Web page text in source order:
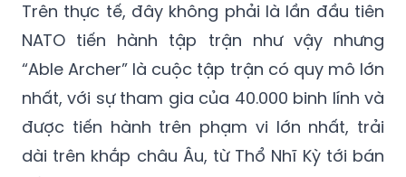
khác, khiến xung đột gia tăng. Vũ khí hóa
học và vũ khí hạt nhân được huy động.
Trên thực tế, đây không phải là lần đầu tiên
NATO tiến hành tập trận như vậy nhưng
“Able Archer” là cuộc tập trận có quy mô lớn
nhất, với sự tham gia của 40.000 binh lính và